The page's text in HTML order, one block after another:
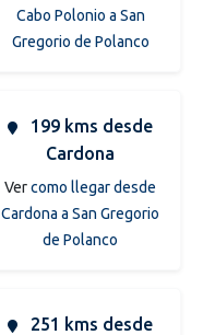
Cabo Polonio a San
Gregorio de Polanco
199 kms desde
Cardona
Vercomo llegar desde
Cardona a San Gregorio
de Polanco
251 kms desde